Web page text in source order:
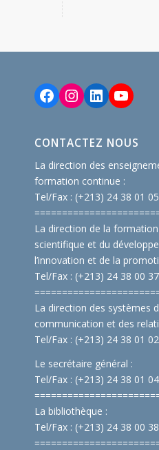
Facebook
Instagram
LinkedIn
CONTACTEZ NOUS
La direction des
formation continue :
Tel/Fax : (+213) 24 38 01 05
La direction de la
scientifique et du
l’innovation et de la
Tel/Fax : (+213) 24 38 00 37
La direction des systèmes
communication et des
Tel/Fax : (+213) 24 38 01 02
Le secrétaire général :
Tel/Fax : (+213) 24 38 01 04
La bibliothèque :
Tel/Fax : (+213) 24 38 00 38